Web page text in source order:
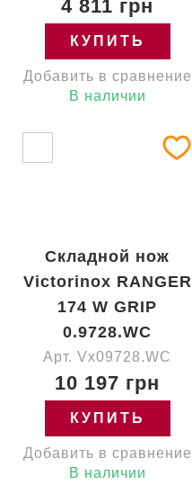
4 811 грн
КУПИТЬ
Добавить в сравнение
В наличии
Складной нож
Victorinox RANGER
174 W GRIP
0.9728.WC
Арт. Vx09728.WC
10 197 грн
КУПИТЬ
Добавить в сравнение
В наличии